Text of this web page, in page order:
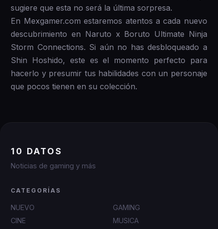
sugiere que esta no será la última sorpresa.
En Mexgamer.com estaremos atentos a cada nuevo
descubrimiento en Naruto x Boruto Ultimate Ninja
Storm Connections. Si aún no has desbloqueado a
Shin Hoshido, este es el momento perfecto para
hacerlo y presumir tus habilidades con un personaje
que pocos tienen en su colección.
10 DATOS
Noticias de gaming y más
CATEGORÍAS
NUEVO
GAMING
CINE
MUSICA